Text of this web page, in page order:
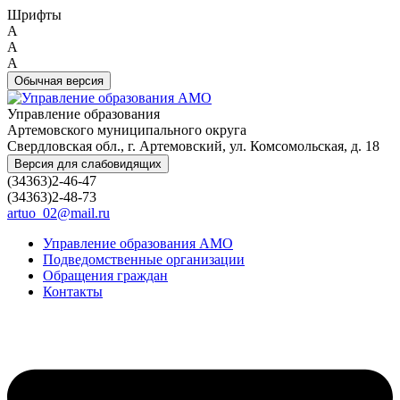
Шрифты
A
A
A
Обычная версия
Управление образования
Артемовского муниципального округа
Свердловская обл., г. Артемовский, ул. Комсомольская, д. 18
Версия для слабовидящих
(34363)2-46-47
(34363)2-48-73
artuo_02@mail.ru
Управление образования АМО
Подведомственные организации
Обращения граждан
Контакты